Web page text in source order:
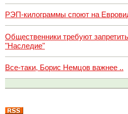
РЭП-килограммы споют на
Общественники требуют
"Наследие"
Все-таки, Борис Немцов важнее ..